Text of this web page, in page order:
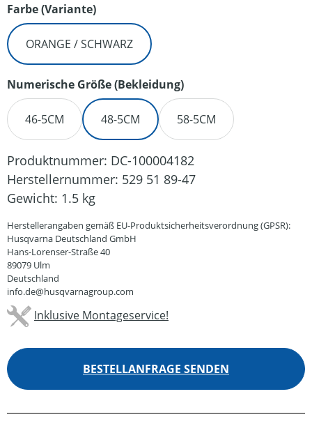
Farbe (Variante)auswählen
ORANGE / SCHWARZ
Numerische Größe (Bekleidung)auswählen
46-5CM 48-5CM 58-5CM
Produktnummer: DC-100004182
Herstellernummer: 529 51 89-47
Gewicht: 1.5 kg
Herstellerangaben gemäß EU-Produktsicherheitsverordnung (GPSR):
Husqvarna Deutschland GmbH
Hans-Lorenser-Straße 40
89079 Ulm
Deutschland
info.de@husqvarnagroup.com
Inklusive Montageservice!
BESTELLANFRAGE SENDEN